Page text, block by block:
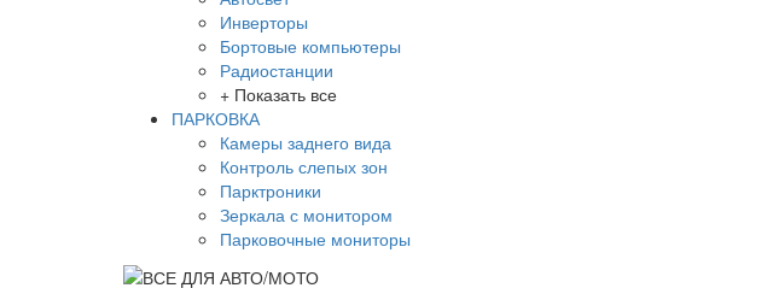
Инверторы
Бортовые компьютеры
Радиостанции
+ Показать все
ПАРКОВКА
Камеры заднего вида
Контроль слепых зон
Парктроники
Зеркала с монитором
Парковочные мониторы